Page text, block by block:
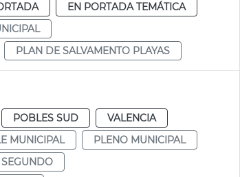
EN PORTADA TEMÁTICA
PLAN DE SALVAMENTO PLAYAS
POBLES SUD
VALENCIA
MUNICIPAL
PLENO MUNICIPAL